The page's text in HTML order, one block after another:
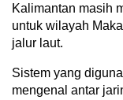
Kalimantan masih
untuk wilayah
jalur laut.
Sistem yang
mengenal antar